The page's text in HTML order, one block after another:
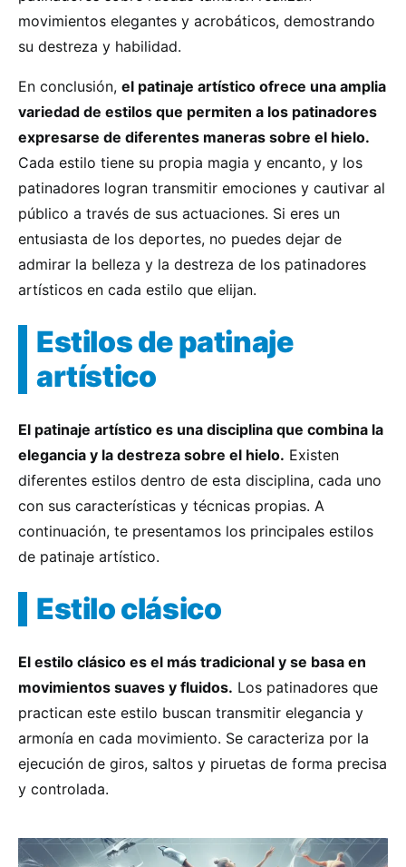
movimientos elegantes y acrobáticos, demostrando
su destreza y habilidad.
En conclusión, el patinaje artístico ofrece una amplia
variedad de estilos que permiten a los patinadores
expresarse de diferentes maneras sobre el hielo.
Cada estilo tiene su propia magia y encanto, y los
patinadores logran transmitir emociones y cautivar al
público a través de sus actuaciones. Si eres un
entusiasta de los deportes, no puedes dejar de
admirar la belleza y la destreza de los patinadores
artísticos en cada estilo que elijan.
Estilos de patinaje
artístico
El patinaje artístico es una disciplina que combina la
elegancia y la destreza sobre el hielo. Existen
diferentes estilos dentro de esta disciplina, cada uno
con sus características y técnicas propias. A
continuación, te presentamos los principales estilos
de patinaje artístico.
Estilo clásico
El estilo clásico es el más tradicional y se basa en
movimientos suaves y fluidos. Los patinadores que
practican este estilo buscan transmitir elegancia y
armonía en cada movimiento. Se caracteriza por la
ejecución de giros, saltos y piruetas de forma precisa
y controlada.